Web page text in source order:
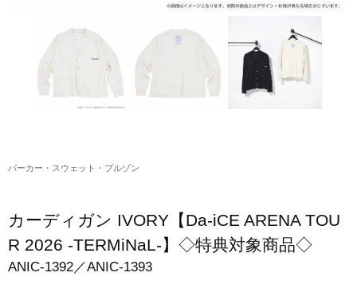
花村想太｜Natural Lag(ナチュラルラグ)グッズ
和田颯｜Wagic Hour Worksグッズ
スマホケース・モバイルバッテリー
会場限定グッズ
パーカー・スウェット・ブルゾン
カーディガン IVORY【Da-iCE ARENA TOU
R 2026 -TERMiNaL-】◇特典対象商品◇
ANIC-1392／ANIC-1393